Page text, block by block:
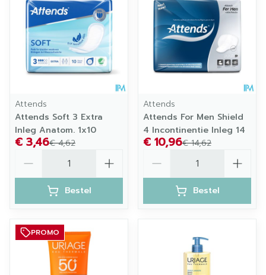
Attends
Attends Soft 3 Extra
Inleg Anatom. 1x10
€ 4,62
€ 3,46
Bestel
Attends
Attends For Men Shield
4 Incontinentie Inleg 14
€ 14,62
€ 10,96
Bestel
PROMO